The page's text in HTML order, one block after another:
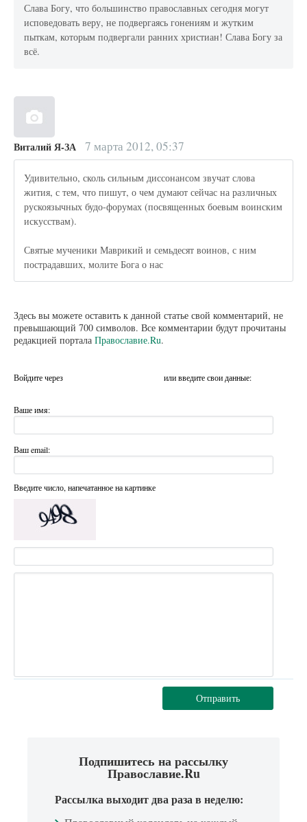
Слава Богу, что большинство православных сегодня могут
исповедовать веру, не подвергаясь гонениям и жутким
пыткам, которым подвергали ранних христиан! Слава Богу за
всё.
Виталий Я-ЗА 7 марта 2012, 05:37
Удивительно, сколь сильным диссонансом звучат слова
жития, с тем, что пишут, о чем думают сейчас на различных
рускоязычных будо-форумах (посвященных боевым воинским
искусствам).
Святые мученики Маврикий и семьдесят воинов, с ним
пострадавших, молите Бога о нас
Здесь вы можете оставить к данной статье свой комментарий, не
превышающий 700 символов. Все комментарии будут прочитаны
редакцией портала Православие.Ru.
Войдите через или введите свои данные:
Ваше имя:
Ваш email:
Введите число, напечатанное на картинке
Отправить
Подпишитесь на рассылку
Православие.Ru
Рассылка выходит два раза в неделю: